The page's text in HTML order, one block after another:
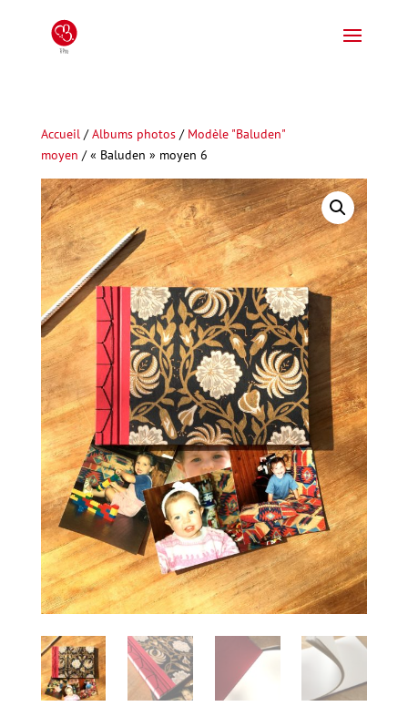
Accueil/Albums photos/ Modèle "Baluden"
moyen / « Baluden » moyen 6